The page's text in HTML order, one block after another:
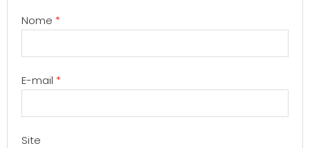
Nome *
E-mail *
Site